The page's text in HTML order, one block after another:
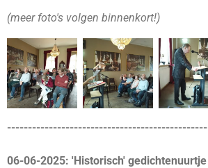
(meer foto's volgen binnenkort!)
06-06-2025: 'Historisch'